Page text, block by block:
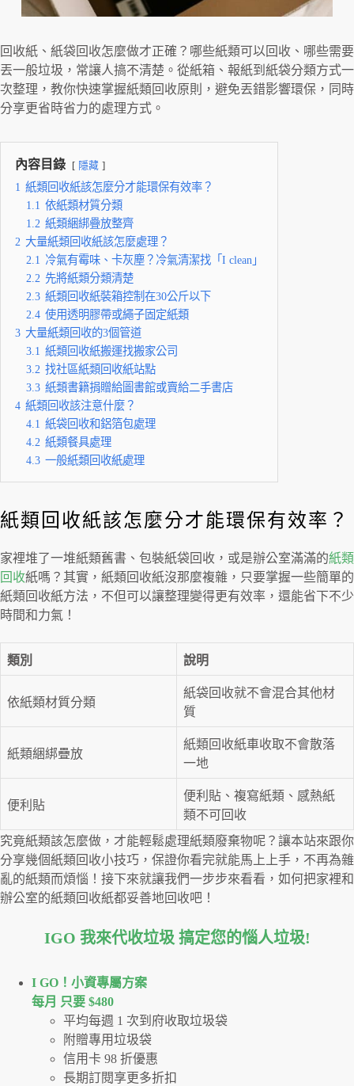
回收紙、紙袋回收怎麼做才正確？哪些紙類可以回收、哪些需要
丟一般垃圾，常讓人搞不清楚。從紙箱、報紙到紙袋分類方式一
次整理，教你快速掌握紙類回收原則，避免丟錯影響環保，同時
分享更省時省力的處理方式。
內容目錄 隱藏
1 紙類回收紙該怎麼分才能環保有效率？
1.1 依紙類材質分類
1.2 紙類綑綁疊放整齊
2 大量紙類回收紙該怎麼處理？
2.1 冷氣有霉味、卡灰塵？冷氣清潔找「I clean」
2.2 先將紙類分類清楚
2.3 紙類回收紙裝箱控制在30公斤以下
2.4 使用透明膠帶或繩子固定紙類
3 大量紙類回收的3個管道
3.1 紙類回收紙搬運找搬家公司
3.2 找社區紙類回收紙站點
3.3 紙類書籍捐贈給圖書館或賣給二手書店
4 紙類回收該注意什麼？
4.1 紙袋回收和鋁箔包處理
4.2 紙類餐具處理
4.3 一般紙類回收紙處理
紙類回收紙該怎麼分才能環保有效率？
家裡堆了一堆紙類舊書、包裝紙袋回收，或是辦公室滿滿的紙類
回收紙嗎？其實，紙類回收紙沒那麼複雜，只要掌握一些簡單的
紙類回收紙方法，不但可以讓整理變得更有效率，還能省下不少
時間和力氣！
類別 說明
依紙類材質分類
紙袋回收就不會混合其他材
質
紙類綑綁疊放
紙類回收紙車收取不會散落
一地
便利貼
便利貼、複寫紙類、感熱紙
類不可回收
究竟紙類該怎麼做，才能輕鬆處理紙類廢棄物呢？讓本站來跟你
分享幾個紙類回收小技巧，保證你看完就能馬上上手，不再為雜
亂的紙類而煩惱！接下來就讓我們一步步來看看，如何把家裡和
辦公室的紙類回收紙都妥善地回收吧！
IGO 我來代收垃圾 搞定您的惱人垃圾!
I GO！⼩資專屬⽅案
每月 只要 $480
平均每週 1 次到府收取垃圾袋
附贈專用垃圾袋
信用卡 98 折優惠
長期訂閱享更多折扣